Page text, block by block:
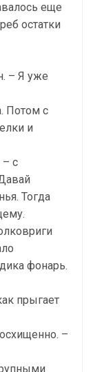
еще
остатки
– Я уже
Потом с
и
– с
Тогда
фонарь.
прыгает
–